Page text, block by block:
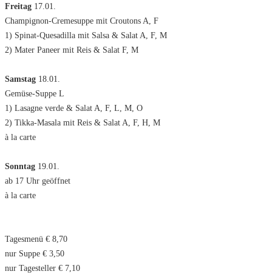
Freitag 17.01.
Champignon-Cremesuppe mit Croutons A, F
1) Spinat-Quesadilla mit Salsa & Salat A, F, M
2) Mater Paneer mit Reis & Salat F, M
Samstag 18.01.
Gemüse-Suppe L
1) Lasagne verde & Salat A, F, L, M, O
2) Tikka-Masala mit Reis & Salat A, F, H, M
à la carte
Sonntag 19.01.
ab 17 Uhr geöffnet
à la carte
Tagesmenü € 8,70
nur Suppe € 3,50
nur Tagesteller € 7,10